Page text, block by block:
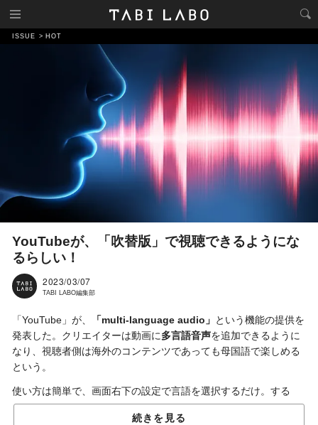
ISSUE HOT
YouTubeが、「吹替版」で視聴できるようにな
るらしい！
2023/03/07
TABI LABO編集部
「YouTube」が、 「multi-language audio」 という機能の提供を
発表した。クリエイターは動画に多言語音声を追加できるように
なり、視聴者側は海外のコンテンツであっても母国語で楽しめる
という。
使い方は簡単で、画面右下の設定で言語を選択するだけ。する
と、なんと動画が吹き替えられるんだそう。
続きを見る